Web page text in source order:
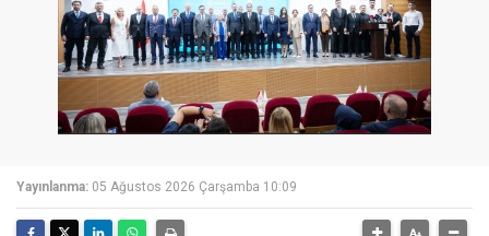
Yayınlanma: 05 Ağustos 2026 Çarşamba 10:09